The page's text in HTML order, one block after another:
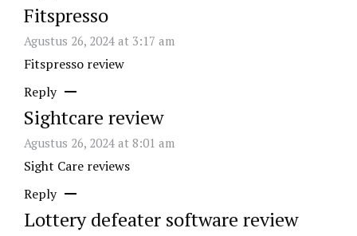
Fitspresso
Agustus 26, 2024 at 3:17 am
Fitspresso review
Reply
Sightcare review
Agustus 26, 2024 at 8:01 am
Sight Care reviews
Reply
Lottery defeater software review